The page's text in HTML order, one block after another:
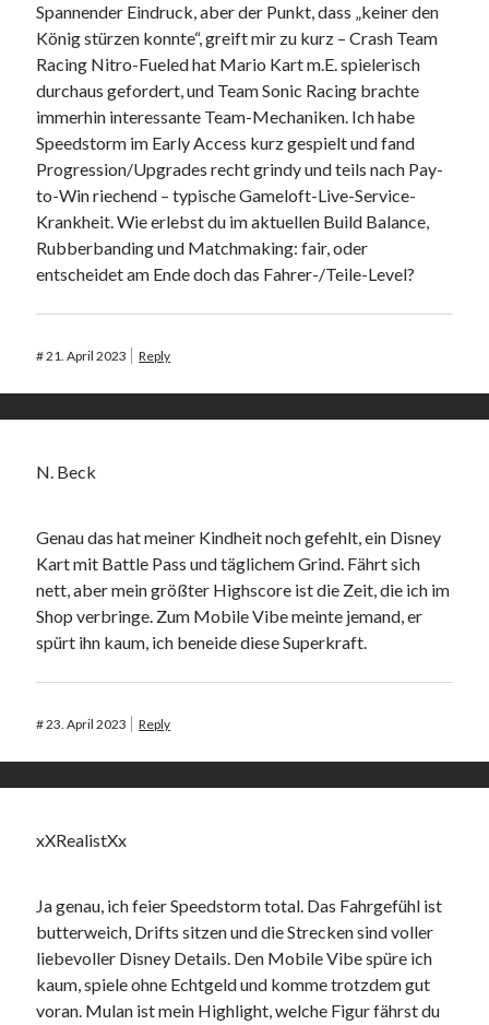
Spannender Eindruck, aber der Punkt, dass „keiner den
König stürzen konnte“, greift mir zu kurz – Crash Team
Racing Nitro-Fueled hat Mario Kart m.E. spielerisch
durchaus gefordert, und Team Sonic Racing brachte
immerhin interessante Team-Mechaniken. Ich habe
Speedstorm im Early Access kurz gespielt und fand
Progression/Upgrades recht grindy und teils nach Pay-
to-Win riechend – typische Gameloft-Live-Service-
Krankheit. Wie erlebst du im aktuellen Build Balance,
Rubberbanding und Matchmaking: fair, oder
entscheidet am Ende doch das Fahrer-/Teile-Level?
#21. April 2023 Reply
N. Beck
Genau das hat meiner Kindheit noch gefehlt, ein Disney
Kart mit Battle Pass und täglichem Grind. Fährt sich
nett, aber mein größter Highscore ist die Zeit, die ich im
Shop verbringe. Zum Mobile Vibe meinte jemand, er
spürt ihn kaum, ich beneide diese Superkraft.
#23. April 2023 Reply
xXRealistXx
Ja genau, ich feier Speedstorm total. Das Fahrgefühl ist
butterweich, Drifts sitzen und die Strecken sind voller
liebevoller Disney Details. Den Mobile Vibe spüre ich
kaum, spiele ohne Echtgeld und komme trotzdem gut
voran. Mulan ist mein Highlight, welche Figur fährst du